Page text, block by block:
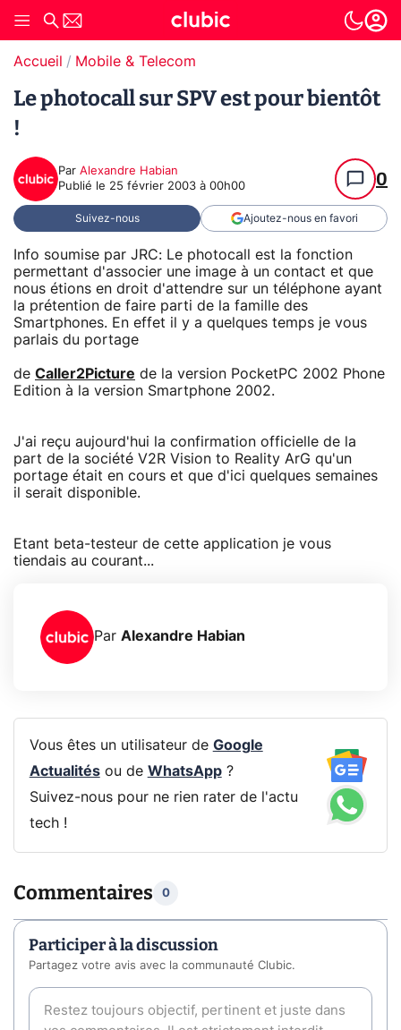
Accueil Mobile & Telecom
Le photocall sur SPV est pour bientôt
!
Par Alexandre Habian
Publié le 25 février 2003 à 00h00 0
Suivez-nous Ajoutez-nous en favori
Info soumise par JRC: Le photocall est la fonction
permettant d'associer une image à un contact et que
nous étions en droit d'attendre sur un téléphone ayant
la prétention de faire parti de la famille des
Smartphones. En effet il y a quelques temps je vous
parlais du portage
de Caller2Picture de la version PocketPC 2002 Phone
Edition à la version Smartphone 2002.
J'ai reçu aujourd'hui la confirmation officielle de la
part de la société V2R Vision to Reality ArG qu'un
portage était en cours et que d'ici quelques semaines
il serait disponible.
Etant beta-testeur de cette application je vous
tiendais au courant...
Par Alexandre Habian
Vous êtes un utilisateur de Google
Actualitésou de WhatsApp?
Suivez-nous pour ne rien rater de l'actu
tech !
Commentaires 0
Participer à la discussion
Partagez votre avis avec la communauté Clubic.